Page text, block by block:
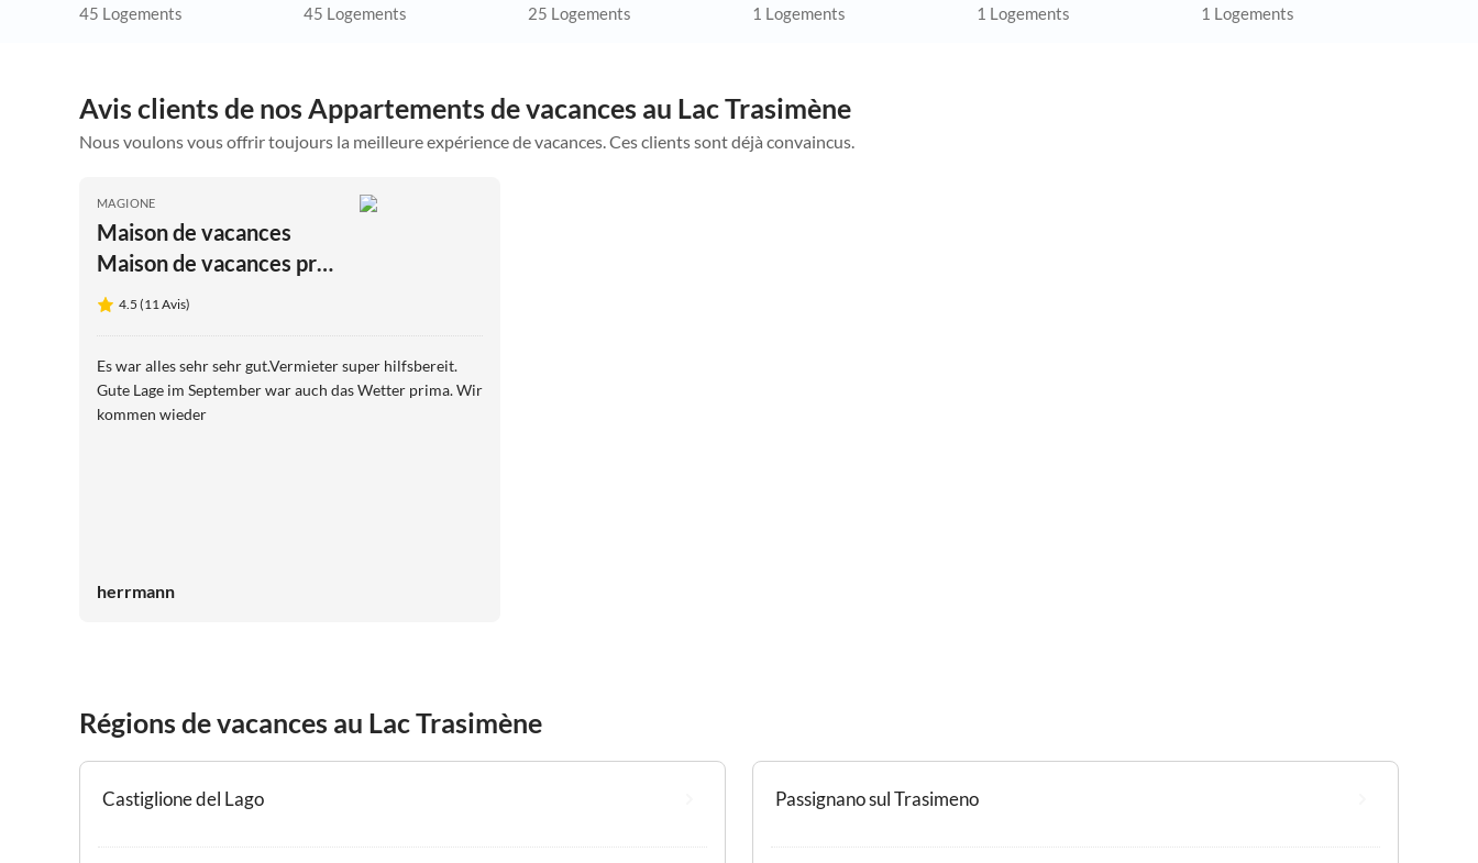
45 Logements 45 Logements 25 Logements 1 Logements 1 Logements 1 Logements
Avis clients de nos Appartements de vacances au Lac Trasimène
Nous voulons vous offrir toujours la meilleure expérience de vacances. Ces clients sont déjà convaincus.
MAGIONE
Maison de vacances
Maison de vacances près
du Trasimène
4.5 (11 Avis)
Es war alles sehr sehr gut.Vermieter super hilfsbereit.
Gute Lage im September war auch das Wetter prima. Wir
kommen wieder
herrmann
Régions de vacances au Lac Trasimène
Castiglione del Lago Passignano sul Trasimeno